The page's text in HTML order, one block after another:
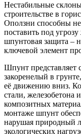
Нестабильные
строительстве в
Оползни способны не
поставить под
шпунтовая защита –
ключевой элемент
Шпунт представляет
закоренелый в
её движению вниз.
стали, железобетона
композитных
монтаже шпунт
нарушая природный
экологических